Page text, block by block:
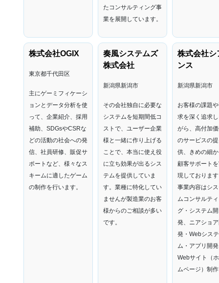
たコンサルティング事
業を展開しています。
株式会社OGIX
東京都千代田区
主にゲーミフィケーシ
ョンとデータ分析を使
って、企業紹介、採用
補助、SDGsやCSRな
どの活動の社会への発
信、社員研修、販促サ
ポートなど、様々なス
キームに適したゲーム
の制作を行います。
奏風システムズ
株式会社
新潟県新潟市
その会社独自に必要な
システムを短期間低コ
ストで、ユーザー企業
様と一緒に作り上げる
ことで、本当に使え役
に立ち効果が出るシス
テムを提供していま
す。業種に特化してい
ませんが製造業のお客
様からのご相談が多い
です。
株式会社シ
ンス
新潟県新潟市
お客様の課題
求を深く追求
がら、高付加
のサービスの提
供、きめの細
顧客サポート
現しておりま
事業内容はシ
ムコンサルテ
グ・システム開
発、ニアショ
発・Webシステ
ム・アプリ開
Webサイト（
ムページ）制作